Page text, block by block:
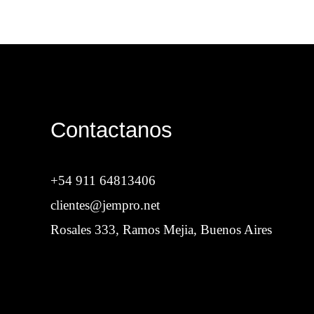
Contactanos
+54 911 64813406
clientes@jempro.net
Rosales 333, Ramos Mejia, Buenos Aires